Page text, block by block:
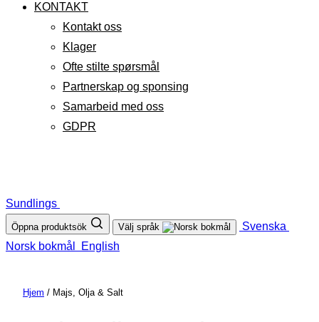
KONTAKT
Kontakt oss
Klager
Ofte stilte spørsmål
Partnerskap og sponsing
Samarbeid med oss
GDPR
Sundlings
Öppna produktsök Välj språk
Svenska
Norsk bokmål
English
Hjem / Majs, Olja & Salt